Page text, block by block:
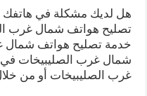
هل لديك مشكلة في
تصليح هواتف شمال غرب
خدمة تصليح هواتف شمال
شمال غرب الصليبيخات
غرب الصليبيخات أو من